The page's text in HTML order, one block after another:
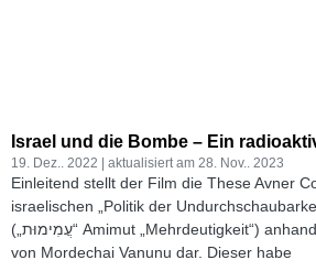
Israel und die Bombe – Ein
19. Dez.. 2022 28. Nov.. 2023
Einleitend stellt der Film die These Avner
israelischen „Politik der
(„עֲמִימוּת“ Amimut „Mehrdeutigkeit“) anhand des Falls
von Mordechai Vanunu dar. Dieser habe